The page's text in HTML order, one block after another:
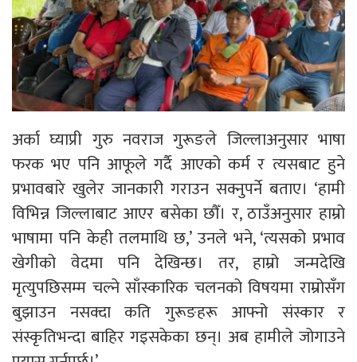
अर्का घ्याप्री गुरु नवराज गुरूङले जिल्लाअनुसार भाषा
फरक भए पनि आफूले गर्दै आएको कर्म र त्यसबाट हुने
प्रभावबारे खुलेर जानकारी गराउन सक्नुपर्ने बताए। ‘हामी
विभिन्न जिल्लाबाट आएर बसेका छौँ। र, ठाउँअनुसार हाम्रो
भाषामा पनि केही तलमाथि छ,’ उनले भने, ‘त्यसको प्रभाव
खेगीको वेदमा पनि देखिन्छ। तर, हाम्रो जन्मदेखि
मृत्युपछिसम्म चल्ने साँस्कारिक चलनको विषयमा राम्रोसँग
बुझाउन नसक्दा कति गुरूङहरू आफ्नो संस्कार र
संस्कृतिभन्दा बाहिर गइसकेका छन्। अब हामीले जोगाउने